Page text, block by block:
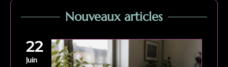
Nouveaux articles
22
Juin